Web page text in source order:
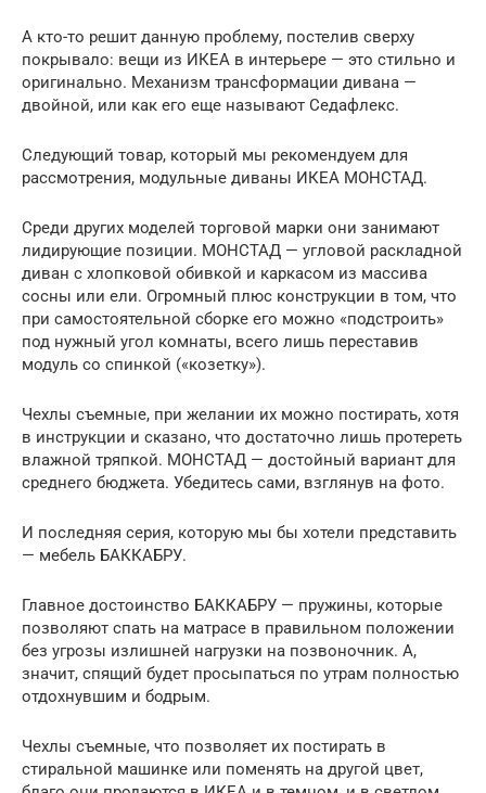
А кто-то решит данную проблему, постелив сверху
покрывало: вещи из ИКЕА в интерьере — это стильно и
оригинально. Механизм трансформации дивана —
двойной, или как его еще называют Седафлекс.
Следующий товар, который мы рекомендуем для
рассмотрения, модульные диваны ИКЕА МОНСТАД.
Среди других моделей торговой марки они занимают
лидирующие позиции. МОНСТАД — угловой раскладной
диван с хлопковой обивкой и каркасом из массива
сосны или ели. Огромный плюс конструкции в том, что
при самостоятельной сборке его можно «подстроить»
под нужный угол комнаты, всего лишь переставив
модуль со спинкой («козетку»).
Чехлы съемные, при желании их можно постирать, хотя
в инструкции и сказано, что достаточно лишь протереть
влажной тряпкой. МОНСТАД — достойный вариант для
среднего бюджета. Убедитесь сами, взглянув на фото.
И последняя серия, которую мы бы хотели представить
— мебель БАККАБРУ.
Главное достоинство БАККАБРУ — пружины, которые
позволяют спать на матрасе в правильном положении
без угрозы излишней нагрузки на позвоночник. А,
значит, спящий будет просыпаться по утрам полностью
отдохнувшим и бодрым.
Чехлы съемные, что позволяет их постирать в
стиральной машинке или поменять на другой цвет,